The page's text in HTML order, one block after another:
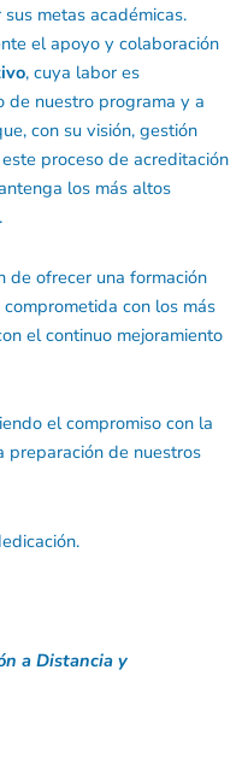
metas académicas.
el apoyo y colaboración
, cuya labor es
de nuestro programa y a
con su visión, gestión
proceso de acreditación
los más altos
de ofrecer una formación
con los más
el continuo mejoramiento
el compromiso con la
preparación de nuestros
a Distancia y